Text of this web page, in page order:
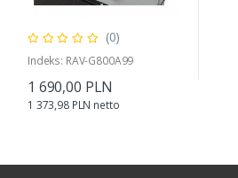
(0)
Indeks: RAV-G800A99
1 690,00 PLN
1 373,98 PLN netto